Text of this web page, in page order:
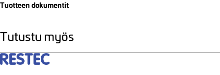
Tuotteen dokumentit
Tutustu myös